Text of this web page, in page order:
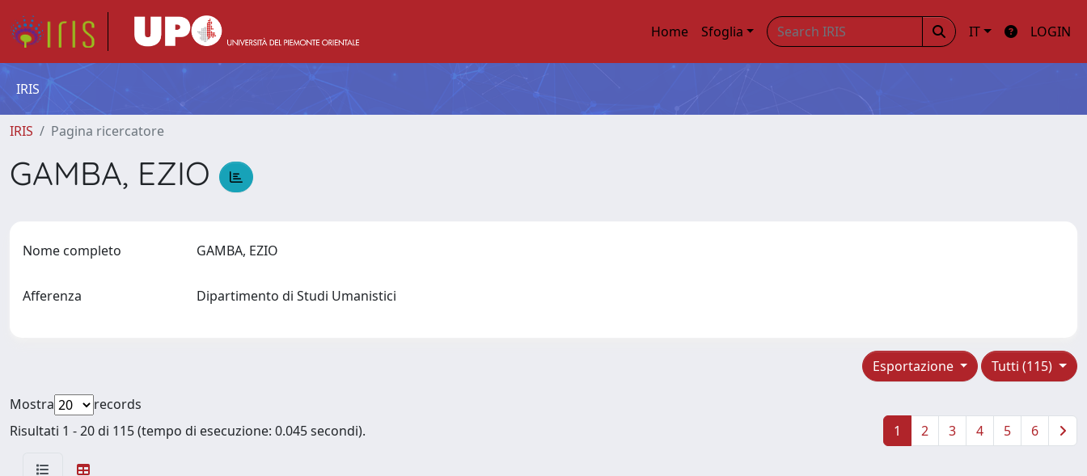
Home Sfoglia IT LOGIN
IRIS
IRIS Pagina ricercatore
GAMBA, EZIO
Nome completo GAMBA, EZIO
Afferenza Dipartimento di Studi Umanistici
Tutti (115)
Esportazione
Mostra
records
Risultati 1 - 20 di 115 (tempo di esecuzione: 0.045 secondi).
1 2 3 4 5 6